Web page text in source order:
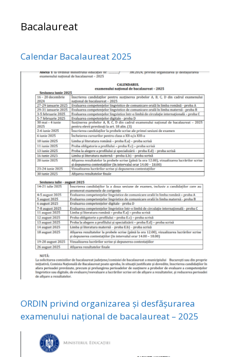
Bacalaureat
Calendar Bacalaureat 2025
ORDIN privind organizarea și desfășurarea
examenului național de bacalaureat – 2025